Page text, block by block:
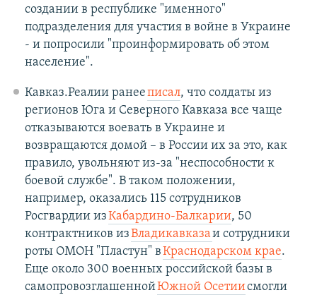
создании в республике "именного"
подразделения для участия в войне в Украине
- и попросили "проинформировать об этом
население".
Кавказ.Реалии ранееписал, что солдаты из
регионов Юга и Северного Кавказа все чаще
отказываются воевать в Украине и
возвращаются домой – в России их за это, как
правило, увольняют из-за "неспособности к
боевой службе". В таком положении,
например, оказались 115 сотрудников
Росгвардии изКабардино-Балкарии, 50
контрактников изВладикавказаи сотрудники
роты ОМОН "Пластун" вКраснодарском крае.
Еще около 300 военных российской базы в
самопровозглашеннойЮжной Осетиисмогли